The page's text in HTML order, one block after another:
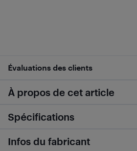
Évaluations des clients
À propos de cet article
Spécifications
Infos du fabricant